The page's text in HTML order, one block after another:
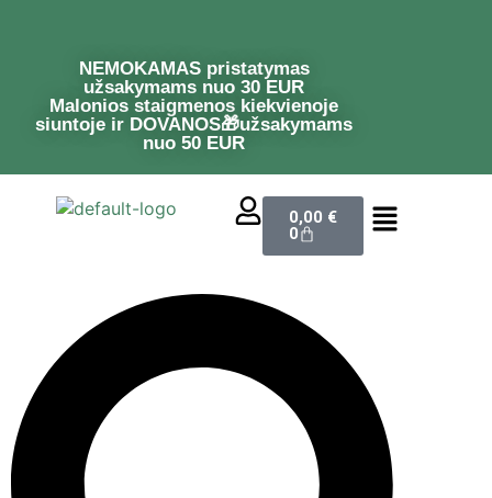
NEMOKAMAS pristatymas
užsakymams nuo 30 EUR
Malonios staigmenos kiekvienoje
siuntoje ir DOVANOS🎁užsakymams
nuo 50 EUR
0,00 €
0